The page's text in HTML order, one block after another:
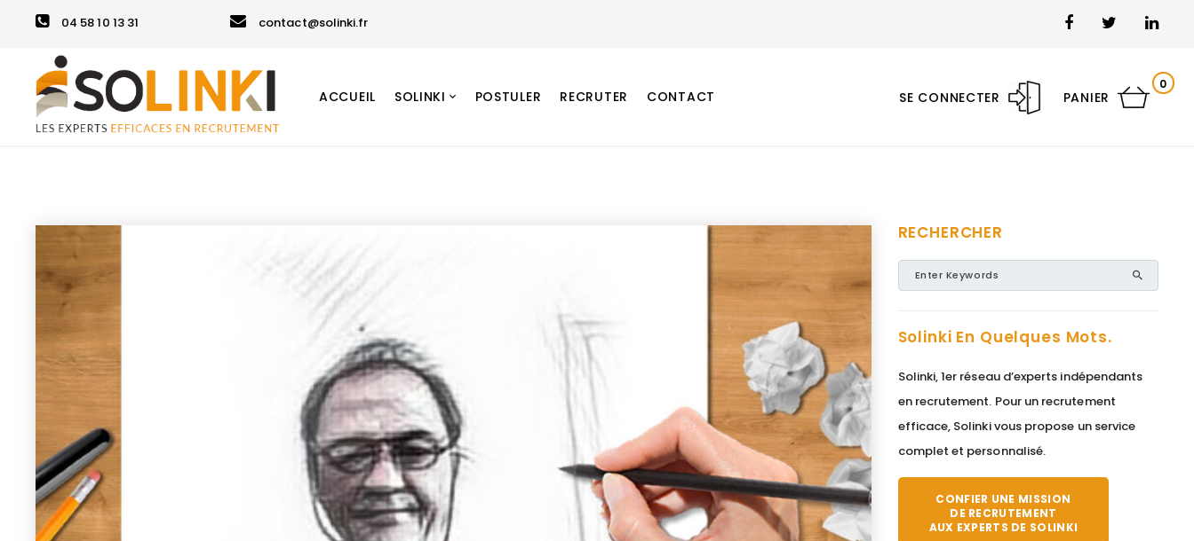
04 58 10 13 31 contact@solinki.fr
SE CONNECTER PANIER
0
ACCUEIL SOLINKI POSTULER RECRUTER CONTACT
RECHERCHER
Solinki En Quelques Mots.
Solinki, 1er réseau d’experts indépendants
en recrutement. Pour un recrutement
efficace, Solinki vous propose un service
complet et personnalisé.
CONFIER UNE MISSION
DE RECRUTEMENT
AUX EXPERTS DE SOLINKI